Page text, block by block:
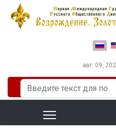
авг. 09,
Искать...